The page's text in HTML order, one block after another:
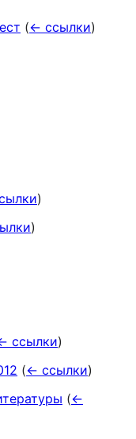
(← ссылки)
)
)
ссылки)
(← ссылки)
(←